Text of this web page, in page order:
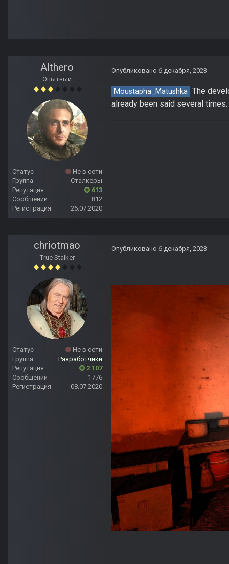
Althero
Опытный
Статус
Не в сети
Группа
Сталкеры
Репутация
613
Сообщений
812
Регистрация
26.07.2020
Опубликовано 6 декабря, 2023
Moustapha_Matushka The
already been said several times.
chriotmao
True Stalker
Статус
Не в сети
Группа
Разработчики
Репутация
2 107
Сообщений
1776
Регистрация
08.07.2020
Опубликовано 6 декабря, 2023